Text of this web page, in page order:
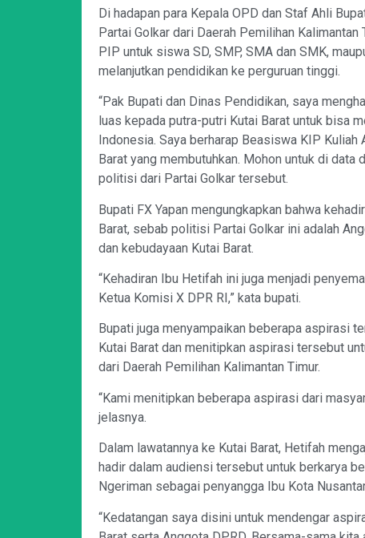
Di hadapan para Kepala OPD dan Staf Ahli
Partai Golkar dari Daerah Pemilihan
PIP untuk siswa SD, SMP, SMA dan SMK,
melanjutkan pendidikan ke perguruan tinggi.
“Pak Bupati dan Dinas Pendidikan, saya
luas kepada putra-putri Kutai Barat untuk bisa
Indonesia. Saya berharap Beasiswa KIP
Barat yang membutuhkan. Mohon untuk di
politisi dari Partai Golkar tersebut.
Bupati FX Yapan mengungkapkan bahwa
Barat, sebab politisi Partai Golkar ini adalah
dan kebudayaan Kutai Barat.
“Kehadiran Ibu Hetifah ini juga menjadi
Ketua Komisi X DPR RI,” kata bupati.
Bupati juga menyampaikan beberapa aspirasi
Kutai Barat dan menitipkan aspirasi tersebut
dari Daerah Pemilihan Kalimantan Timur.
“Kami menitipkan beberapa aspirasi dari
jelasnya.
Dalam lawatannya ke Kutai Barat, Hetifah
hadir dalam audiensi tersebut untuk berkarya
Ngeriman sebagai penyangga Ibu Kota
“Kedatangan saya disini untuk mendengar